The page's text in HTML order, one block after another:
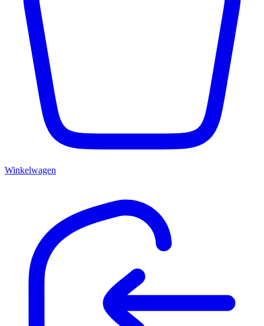
Winkelwagen